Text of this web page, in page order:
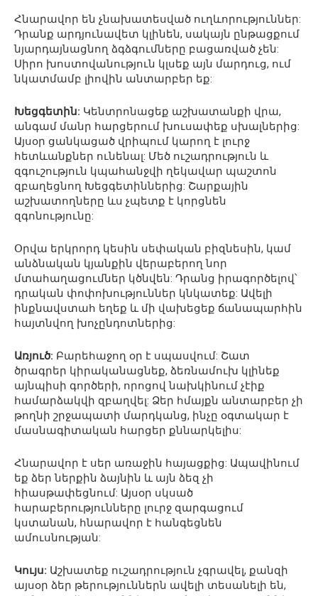
Հնարավոր են չնախատեսված ուղևորություններ:
Դրանք արդյունավետ կլինեն, սակայն ընթացքում
նյարդայնացնող ձգձգումները բացառված չեն:
Սիրո խոստովանություն կլսեք այն մարդուց, ում
նկատմամբ լիովին անտարբեր եք:
Խեցգետին: Կենտրոնացեք աշխատանքի վրա,
անգամ մանր հարցերում խուսափեք սխալներից:
Այսօր ցանկացած վրիպում կարող է լուրջ
հետևանքներ ունենալ: Մեծ ուշադրություն և
զգուշություն կպահանջվի ղեկավար պաշտոն
զբաղեցնող Խեցգետիններից: Շարքային
աշխատողները ևս չպետք է կորցնեն
զգոնությունը:
Օրվա երկրորդ կեսին սեփական բիզնեսին, կամ
անձնական կյանքին վերաբերող նոր
մտահաղացումներ կծնվեն: Դրանց իրագործելով՝
դրական փոփոխություններ կնկատեք: Ավելի
ինքնավստահ եղեք և մի վախեցեք ճանապարհին
հայտնվող խոչընդոտներից:
Առյուծ: Բարեհաջող օր է սպասվում: Շատ
ծրագրեր կիրականացնեք, ձեռնամուխ կլինեք
այնպիսի գործերի, որոցով նախկինում չէիք
համարձակվի զբաղվել: Ձեր հմայքն անտարբեր չի
թողնի շրջապատի մարդկանց, ինչը օգտակար է
մասնագիտական հարցեր քննարկելիս:
Հնարավոր է սեր առաջին հայացքից: Ապավինում
եք ձեր ներքին ձայնին և այն ձեզ չի
հիասթափեցնում: Այսօր սկսած
հարաբերությունները լուրջ զարգացում
կստանան, հնարավոր է հանգեցնեն
ամուսնության:
Կույս: Աշխատեք ուշադրություն չգրավել, քանզի
այսօր ձեր թերություններն ավելի տեսանելի են,